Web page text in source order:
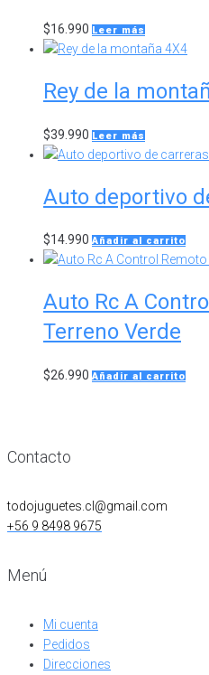
$16.990 Leer más
Rey de la
$39.990 Leer más
Auto deportivo
$14.990 Añadir al carrito
Auto Rc A
Terreno Verde
$26.990 Añadir al carrito
Contacto
todojuguetes.cl@gmail.com
+56 9 8498 9675
Menú
Mi cuenta
Pedidos
Direcciones